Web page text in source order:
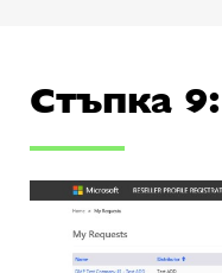
Стъпка 9: